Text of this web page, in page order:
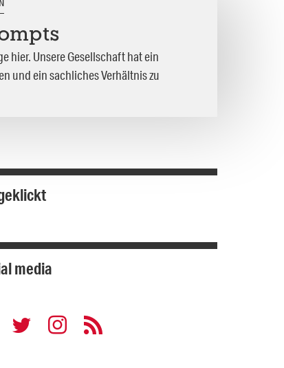
hier. Unsere Gesellschaft hat ein
und ein sachliches Verhältnis zu
media